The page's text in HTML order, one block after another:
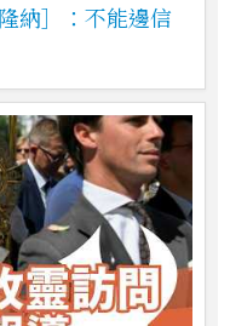
納］：不能邊信